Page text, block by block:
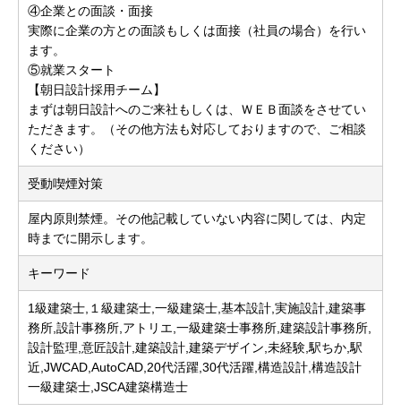
④企業との面談・面接
実際に企業の方との面談もしくは面接（社員の場合）を行い
ます。
⑤就業スタート
【朝日設計採用チーム】
まずは朝日設計へのご来社もしくは、ＷＥＢ面談をさせてい
ただきます。（その他方法も対応しておりますので、ご相談
ください）
受動喫煙対策
屋内原則禁煙。その他記載していない内容に関しては、内定
時までに開示します。
キーワード
1級建築士,１級建築士,一級建築士,基本設計,実施設計,建築事
務所,設計事務所,アトリエ,一級建築士事務所,建築設計事務所,
設計監理,意匠設計,建築設計,建築デザイン,未経験,駅ちか,駅
近,JWCAD,AutoCAD,20代活躍,30代活躍,構造設計,構造設計
一級建築士,JSCA建築構造士